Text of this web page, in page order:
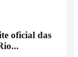
oficial das